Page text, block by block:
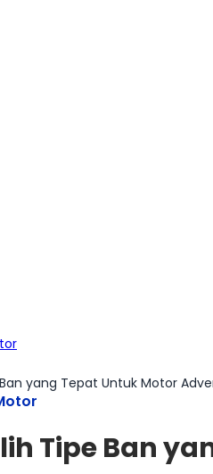
yang Tepat Untuk Motor
Tipe Ban